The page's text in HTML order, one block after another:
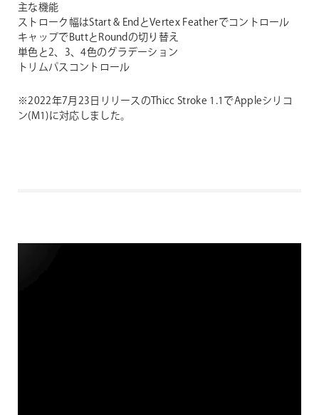
主な機能
ストローク幅はStart & EndとVertex Featherでコントロール
キャップでButtとRoundの切り替え
単色と2、3、4色のグラデーション
トリムパスコントロール
※2022年7月23日リリースのThicc Stroke 1.1でAppleシリコ
ン(M1)に対応しました。